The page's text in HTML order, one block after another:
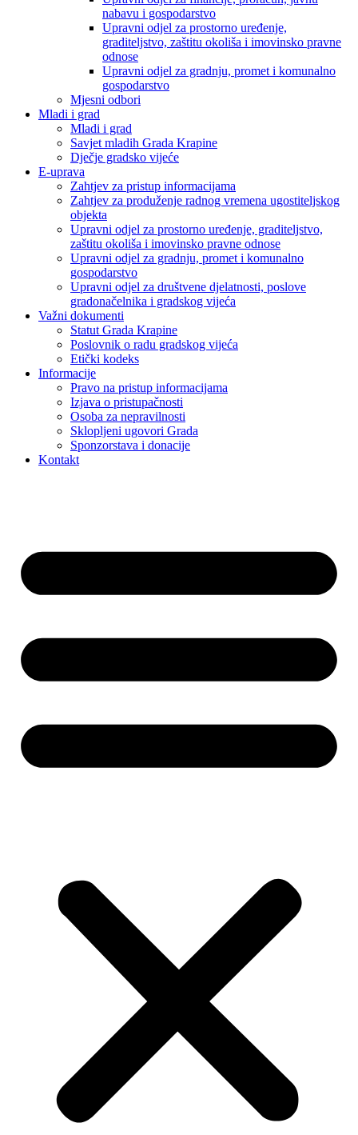
nabavu i gospodarstvo
Upravni odjel za prostorno uređenje,
graditeljstvo, zaštitu okoliša i imovinsko pravne
odnose
Upravni odjel za gradnju, promet i komunalno
gospodarstvo
Mjesni odbori
Mladi i grad
Mladi i grad
Savjet mladih Grada Krapine
Dječje gradsko vijeće
E-uprava
Zahtjev za pristup informacijama
Zahtjev za produženje radnog vremena ugostiteljskog
objekta
Upravni odjel za prostorno uređenje, graditeljstvo,
zaštitu okoliša i imovinsko pravne odnose
Upravni odjel za gradnju, promet i komunalno
gospodarstvo
Upravni odjel za društvene djelatnosti, poslove
gradonačelnika i gradskog vijeća
Važni dokumenti
Statut Grada Krapine
Poslovnik o radu gradskog vijeća
Etički kodeks
Informacije
Pravo na pristup informacijama
Izjava o pristupačnosti
Osoba za nepravilnosti
Sklopljeni ugovori Grada
Sponzorstava i donacije
Kontakt